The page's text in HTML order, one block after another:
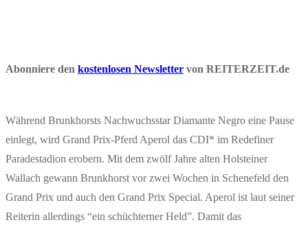
Abonniere den kostenlosen Newsletter von REITERZEIT.de
Während Brunkhorsts Nachwuchsstar Diamante Negro eine Pause
einlegt, wird Grand Prix-Pferd Aperol das CDI* im Redefiner
Paradestadion erobern. Mit dem zwölf Jahre alten Holsteiner
Wallach gewann Brunkhorst vor zwei Wochen in Schenefeld den
Grand Prix und auch den Grand Prix Special. Aperol ist laut seiner
Reiterin allerdings “ein schüchterner Held”. Damit das